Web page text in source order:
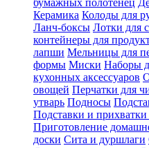
бумажных полотенец
Керамика Колоды для
Ланч-боксы Лотки для
контейнеры для
лапши Мельницы для
формы Миски Наборы
кухонных аксессуаров
овощей Перчатки для
утварь Подносы
Подставки и прихватки
Приготовление
доски Сита и дуршлаги